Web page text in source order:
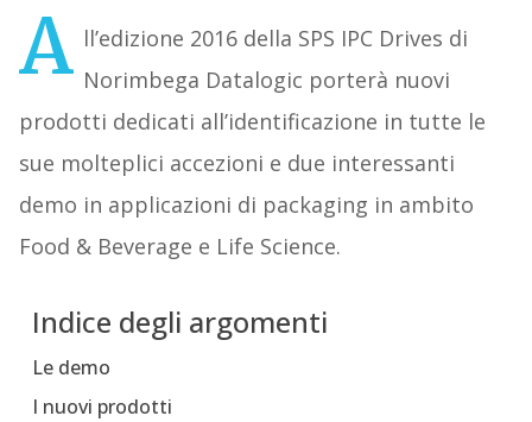
A ll’edizione 2016 della SPS IPC Drives di
Norimbega Datalogic porterà nuovi
prodotti dedicati all’identificazione in tutte le
sue molteplici accezioni e due interessanti
demo in applicazioni di packaging in ambito
Food & Beverage e Life Science.
Indice degli argomenti
Le demo
I nuovi prodotti